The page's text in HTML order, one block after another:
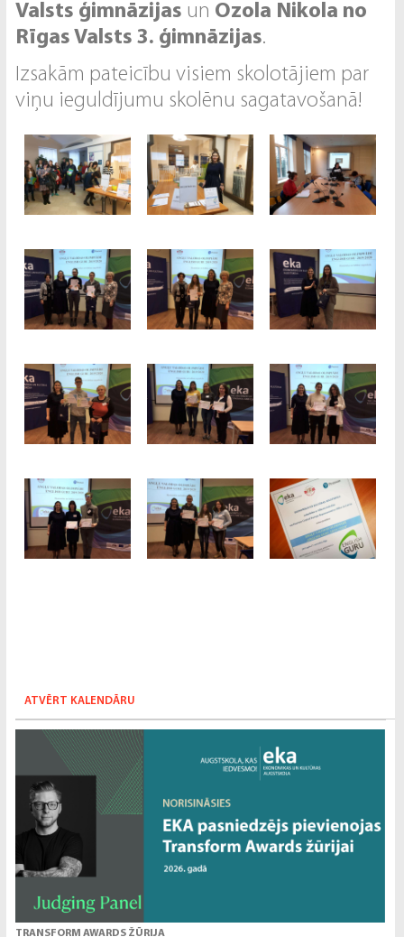
Valsts ģimnāzijas un Ozola Nikola no
Rīgas Valsts 3. ģimnāzijas.
Izsakām pateicību visiem skolotājiem par
viņu ieguldījumu skolēnu sagatavošanā!
ATVĒRT KALENDĀRU
TRANSFORM AWARDS ŽŪRIJA